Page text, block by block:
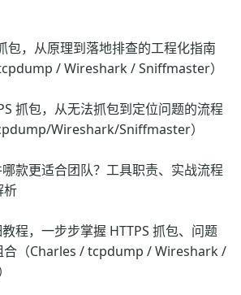
包，从原理到落地排查的工程化指南
/ Wireshark / Sniffmaster）
抓包，从无法抓包到定位问题的流程
Wireshark/Sniffmaster）
款更适合团队？工具职责、实战流程
析
程，一步步掌握 HTTPS 抓包、问题
合（Charles / tcpdump / Wireshark /